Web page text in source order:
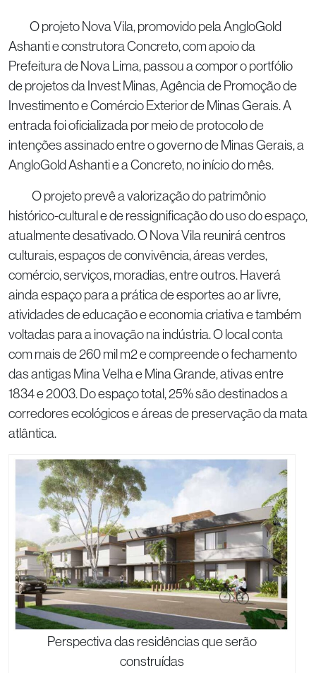
O projeto Nova Vila, promovido pela AngloGold
Ashanti e construtora Concreto, com apoio da
Prefeitura de Nova Lima, passou a compor o portfólio
de projetos da Invest Minas, Agência de Promoção de
Investimento e Comércio Exterior de Minas Gerais. A
entrada foi oficializada por meio de protocolo de
intenções assinado entre o governo de Minas Gerais, a
AngloGold Ashanti e a Concreto, no início do mês.
O projeto prevê a valorização do patrimônio
histórico-cultural e de ressignificação do uso do espaço,
atualmente desativado. O Nova Vila reunirá centros
culturais, espaços de convivência, áreas verdes,
comércio, serviços, moradias, entre outros. Haverá
ainda espaço para a prática de esportes ao ar livre,
atividades de educação e economia criativa e também
voltadas para a inovação na indústria. O local conta
com mais de 260 mil m2 e compreende o fechamento
das antigas Mina Velha e Mina Grande, ativas entre
1834 e 2003. Do espaço total, 25% são destinados a
corredores ecológicos e áreas de preservação da mata
atlântica.
Perspectiva das residências que serão
construídas